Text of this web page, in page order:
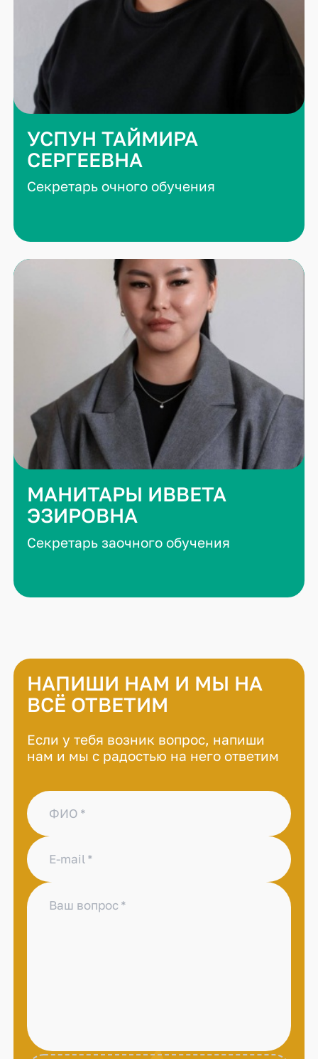
УСПУН ТАЙМИРА
СЕРГЕЕВНА
Секретарь очного обучения
МАНИТАРЫ ИВВЕТА
ЭЗИРОВНА
Секретарь заочного обучения
НАПИШИ НАМ И МЫ НА
ВСЁ ОТВЕТИМ
Если у тебя возник вопрос, напиши
нам и мы с радостью на него ответим
ФИО
E-mail
Ваш вопрос